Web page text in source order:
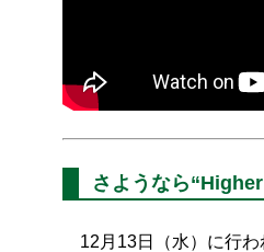
さようなら
12月13日（水）に行わ